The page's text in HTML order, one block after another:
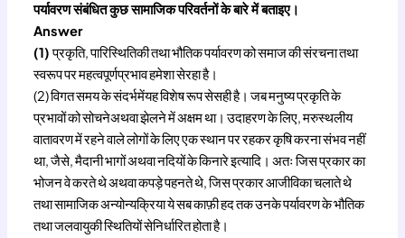
पर्यावरण संबंधित कुछ सामाजिक परिवर्तनों के बारे में बताइए।
Answer
(1)प्रकृति, पारिस्थितिकी तथा भौतिक पर्यावरण को समाज की संरचना तथा
स्वरूप पर महत्वपूर्णप्रभाव हमेशा सेरहा है।
(2) विगत समय के संदर्भमेंयह विशेष रूप सेसही है। जब मनुष्य प्रकृति के
प्रभावों को सोचनेअथवा झेलने में अक्षम था। उदाहरण के लिए, मरुस्थलीय
वातावरण में रहने वाले लोगों के लिए एक स्थान पर रहकर कृषि करना संभव नहीं
था, जैसे, मैदानी भागों अथवा नदियों के किनारे इत्यादि। अतः जिस प्रकार का
भोजन वे करते थे अथवा कपड़े पहनते थे, जिस प्रकार आजीविका चलाते थे
तथा सामाजिक अन्योन्यक्रिया ये सब काफ़ी हद तक उनके पर्यावरण के भौतिक
तथा जलवायुकी स्थितियों सेनिर्धारित होता है।